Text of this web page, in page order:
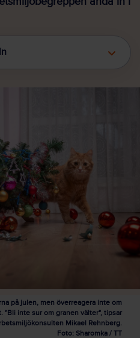
på julen, men överreagera inte om
"Bli inte sur om granen välter", tipsar
Mikael Rehnberg.
Foto: Sharomka / TT